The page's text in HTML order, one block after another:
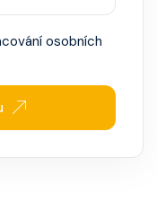
osobních